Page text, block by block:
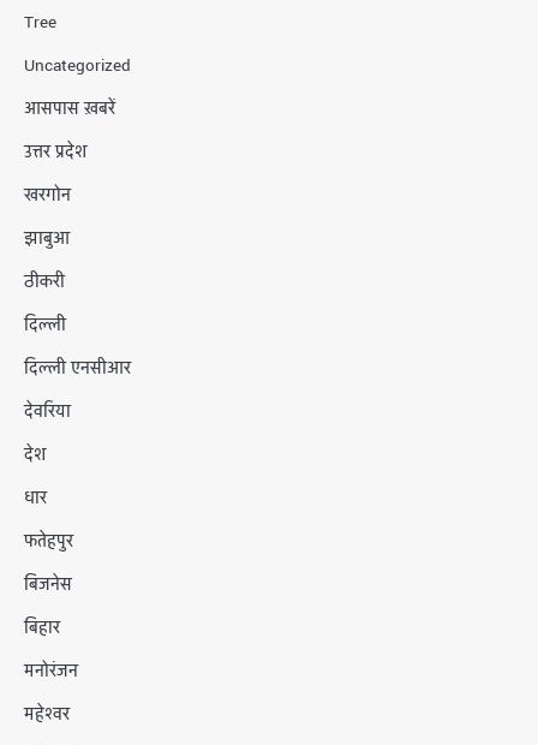
Tree
Uncategorized
आसपास ख़बरें
उत्तर प्रदेश
खरगोन
झाबुआ
ठीकरी
दिल्ली
दिल्ली एनसीआर
देवरिया
देश
धार
फतेहपुर
बिजनेस
बिहार
मनोरंजन
महेश्वर